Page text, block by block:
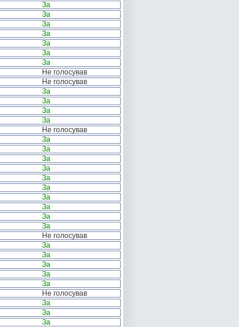
За
За
За
За
За
За
За
Не голосував
Не голосував
За
За
За
За
Не голосував
За
За
За
За
За
За
За
За
За
За
Не голосував
За
За
За
За
За
Не голосував
За
За
За